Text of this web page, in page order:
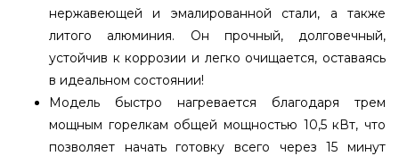
нержавеющей и эмалированной стали, а также
литого алюминия. Он прочный, долговечный,
устойчив к коррозии и легко очищается, оставаясь
в идеальном состоянии!
Модель быстро нагревается благодаря трем
мощным горелкам общей мощностью 10,5 кВт, что
позволяет начать готовку всего через 15 минут